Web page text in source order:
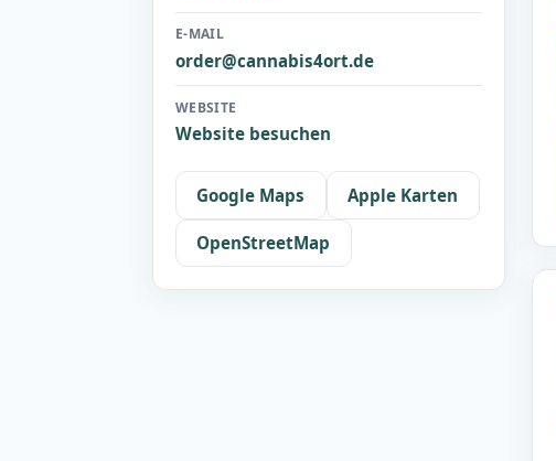
E-MAIL
order@cannabis4ort.de
WEBSITE
Website besuchen
Google Maps Apple Karten
OpenStreetMap